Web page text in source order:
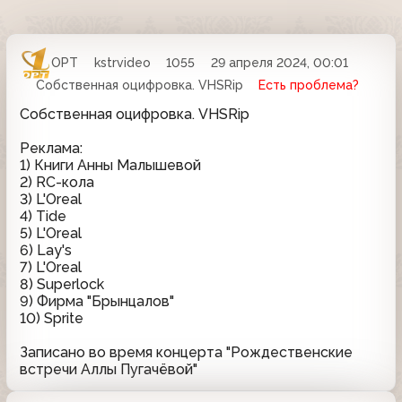
ОРТ kstrvideo 1055
29 апреля 2024, 00:01
Собственная оцифровка. VHSRip
Есть проблема?
Собственная оцифровка. VHSRip
Реклама:
1) Книги Анны Малышевой
2) RC-кола
3) L'Oreal
4) Tide
5) L'Oreal
6) Lay's
7) L'Oreal
8) Superlock
9) Фирма "Брынцалов"
10) Sprite
Записано во время концерта "Рождественские
встречи Аллы Пугачёвой"